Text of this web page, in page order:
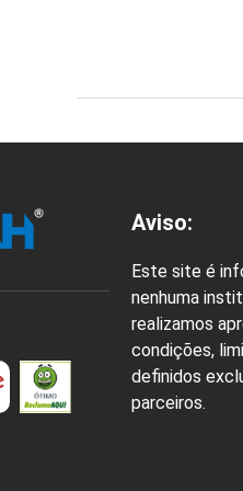
Aviso:
Este site é
nenhuma
realizamos
condições,
definidos
parceiros.